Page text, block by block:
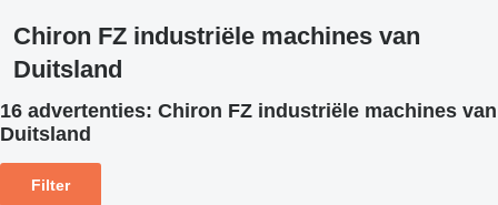
Chiron FZ industriële machines van
Duitsland
16 advertenties: Chiron FZ industriële machines van
Duitsland
Filter